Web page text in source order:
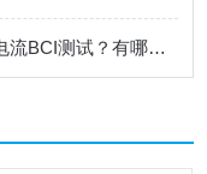
电磁兼容丨汽车电子为什么要做大电流BCI测试？有哪几种常见测试方法